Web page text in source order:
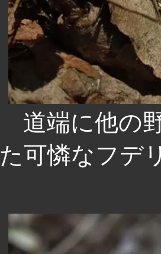
道端に他の
た可憐なフデ